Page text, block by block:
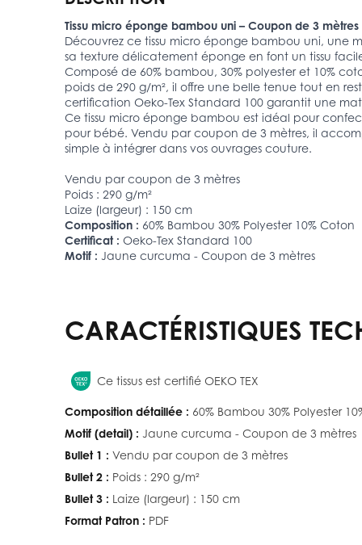
Tissu micro éponge bambou uni – Coupon de 3 mètres
Découvrez ce tissu micro éponge bambou uni, une
sa texture délicatement éponge en font un tissu
Composé de 60% bambou, 30% polyester et 10%
poids de 290 g/m², il offre une belle tenue tout en
certification Oeko-Tex Standard 100 garantit une
Ce tissu micro éponge bambou est idéal pour
pour bébé. Vendu par coupon de 3 mètres, il
simple à intégrer dans vos ouvrages couture.
Vendu par coupon de 3 mètres
Poids : 290 g/m²
Laize (largeur) : 150 cm
Composition : 60% Bambou 30% Polyester 10% Coton
Certificat : Oeko-Tex Standard 100
Motif : Jaune curcuma - Coupon de 3 mètres
CARACTÉRISTIQUES
Ce tissus est certifié OEKO TEX
Composition détaillée : 60% Bambou 30% Polyester
Motif (detail) : Jaune curcuma - Coupon de 3 mètres
Bullet 1 : Vendu par coupon de 3 mètres
Bullet 2 : Poids : 290 g/m²
Bullet 3 : Laize (largeur) : 150 cm
Format Patron : PDF